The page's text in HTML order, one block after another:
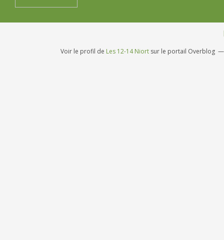
Voir le profil de Les 12-14 Niort sur le portail Overblog